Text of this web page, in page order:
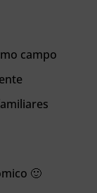
campo
🙂